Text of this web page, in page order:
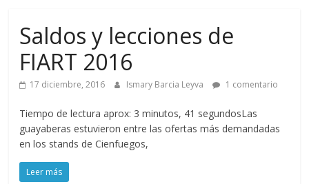
Cienfuegos,
Cuba
Saldos y lecciones de
FIART 2016
17 diciembre, 2016 Ismary Barcia Leyva 1 comentario
Tiempo de lectura aprox: 3 minutos, 41 segundosLas
guayaberas estuvieron entre las ofertas más demandadas
en los stands de Cienfuegos,
Leer más